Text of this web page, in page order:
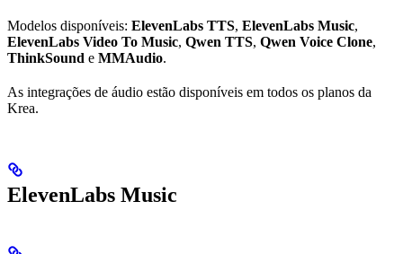
Modelos disponíveis: ElevenLabs TTS, ElevenLabs Music,
ElevenLabs Video To Music, Qwen TTS, Qwen Voice Clone,
ThinkSound e MMAudio.
As integrações de áudio estão disponíveis em todos os planos da
Krea.
ElevenLabs Music